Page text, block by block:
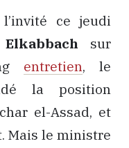
ce jeudi
sur
entretien, le
la position
el-Assad, et
Mais le ministre